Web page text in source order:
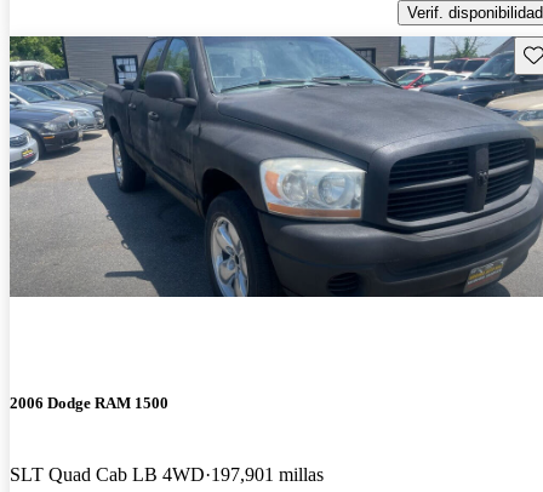
Verif. disponibilidad
2006 Dodge RAM 1500
SLT Quad Cab LB 4WD 197,901 millas